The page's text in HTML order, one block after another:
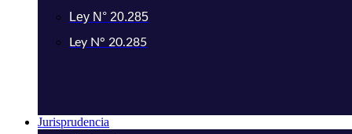
Ley N° 20.285
Ley N° 20.285
Jurisprudencia